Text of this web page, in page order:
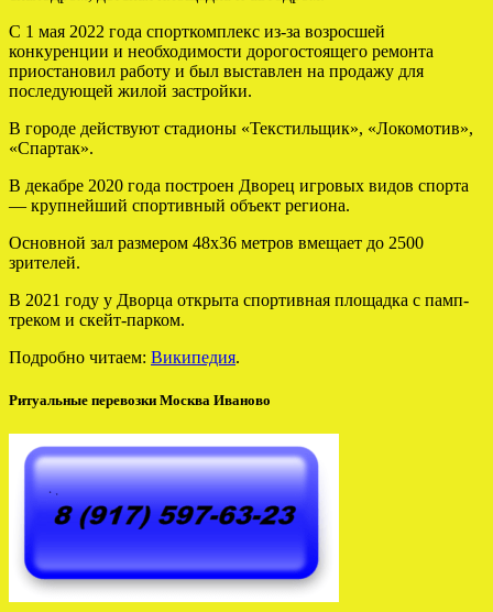
С 1 мая 2022 года спорткомплекс из-за возросшей
конкуренции и необходимости дорогостоящего ремонта
приостановил работу и был выставлен на продажу для
последующей жилой застройки.
В городе действуют стадионы «Текстильщик», «Локомотив»,
«Спартак».
В декабре 2020 года построен Дворец игровых видов спорта
— крупнейший спортивный объект региона.
Основной зал размером 48х36 метров вмещает до 2500
зрителей.
В 2021 году у Дворца открыта спортивная площадка с памп-
треком и скейт-парком.
Подробно читаем: Википедия.
Ритуальные перевозки Москва Иваново